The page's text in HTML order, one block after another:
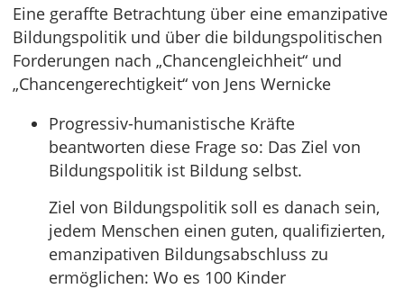
Eine geraffte Betrachtung über eine emanzipative
Bildungspolitik und über die bildungspolitischen
Forderungen nach „Chancengleichheit“ und
„Chancengerechtigkeit“ von Jens Wernicke
Progressiv-humanistische Kräfte
beantworten diese Frage so: Das Ziel von
Bildungspolitik ist Bildung selbst.
Ziel von Bildungspolitik soll es danach sein,
jedem Menschen einen guten, qualifizierten,
emanzipativen Bildungsabschluss zu
ermöglichen: Wo es 100 Kinder